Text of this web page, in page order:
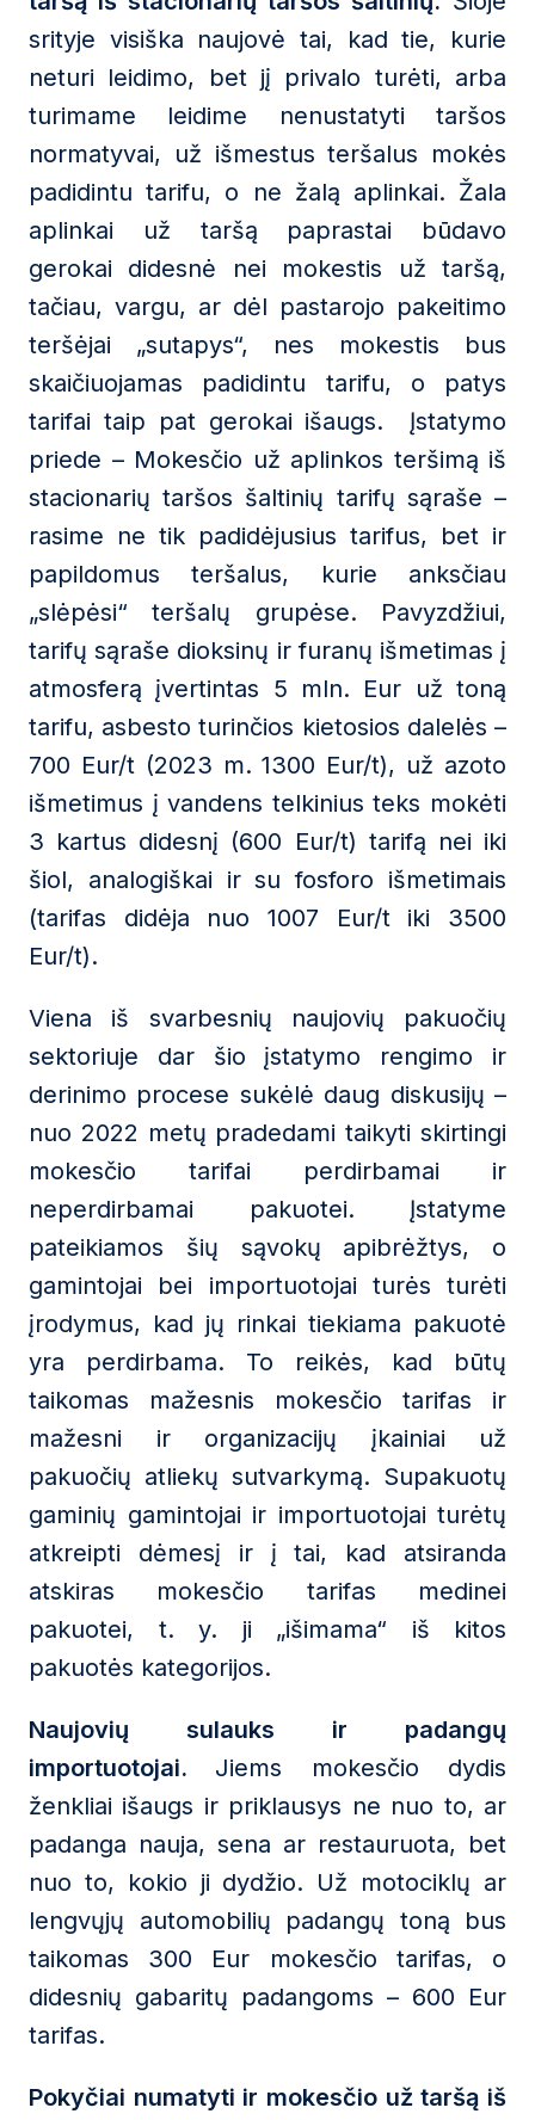
srityje visiška naujovė tai, kad tie, kurie
neturi leidimo, bet jį privalo turėti, arba
turimame leidime nenustatyti taršos
normatyvai, už išmestus teršalus mokės
padidintu tarifu, o ne žalą aplinkai. Žala
aplinkai už taršą paprastai būdavo
gerokai didesnė nei mokestis už taršą,
tačiau, vargu, ar dėl pastarojo pakeitimo
teršėjai „sutapys“, nes mokestis bus
skaičiuojamas padidintu tarifu, o patys
tarifai taip pat gerokai išaugs. Įstatymo
priede – Mokesčio už aplinkos teršimą iš
stacionarių taršos šaltinių tarifų sąraše –
rasime ne tik padidėjusius tarifus, bet ir
papildomus teršalus, kurie anksčiau
„slėpėsi“ teršalų grupėse. Pavyzdžiui,
tarifų sąraše dioksinų ir furanų išmetimas į
atmosferą įvertintas 5 mln. Eur už toną
tarifu, asbesto turinčios kietosios dalelės –
700 Eur/t (2023 m. 1300 Eur/t), už azoto
išmetimus į vandens telkinius teks mokėti
3 kartus didesnį (600 Eur/t) tarifą nei iki
šiol, analogiškai ir su fosforo išmetimais
(tarifas didėja nuo 1007 Eur/t iki 3500
Eur/t).
Viena iš svarbesnių naujovių pakuočių
sektoriuje dar šio įstatymo rengimo ir
derinimo procese sukėlė daug diskusijų –
nuo 2022 metų pradedami taikyti skirtingi
mokesčio tarifai perdirbamai ir
neperdirbamai pakuotei. Įstatyme
pateikiamos šių sąvokų apibrėžtys, o
gamintojai bei importuotojai turės turėti
įrodymus, kad jų rinkai tiekiama pakuotė
yra perdirbama. To reikės, kad būtų
taikomas mažesnis mokesčio tarifas ir
mažesni ir organizacijų įkainiai už
pakuočių atliekų sutvarkymą. Supakuotų
gaminių gamintojai ir importuotojai turėtų
atkreipti dėmesį ir į tai, kad atsiranda
atskiras mokesčio tarifas medinei
pakuotei, t. y. ji „išimama“ iš kitos
pakuotės kategorijos.
Naujovių sulauks ir padangų
importuotojai. Jiems mokesčio dydis
ženkliai išaugs ir priklausys ne nuo to, ar
padanga nauja, sena ar restauruota, bet
nuo to, kokio ji dydžio. Už motociklų ar
lengvųjų automobilių padangų toną bus
taikomas 300 Eur mokesčio tarifas, o
didesnių gabaritų padangoms – 600 Eur
tarifas.
Pokyčiai numatyti ir mokesčio už taršą iš